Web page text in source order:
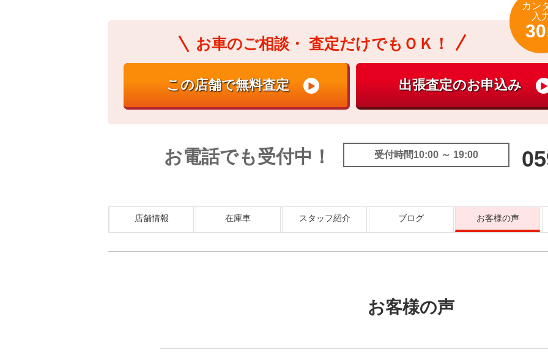
お車のご相談・ 査定だけでもＯＫ！
カン
入
30
お電話でも受付中！ 受付時間10:00 ～ 19:00
店舗情報 在庫車 スタッフ紹介 ブログ お客様の声
お客様の声